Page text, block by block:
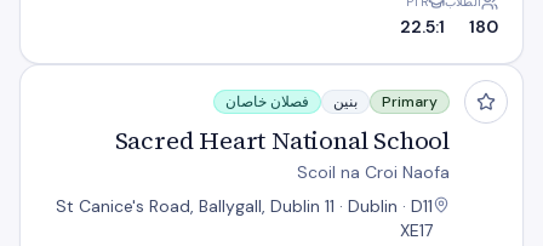
180
22.5:1
Sacred Heart National School
Primary بنين فصلان خاصان
Sacred Heart National School
Scoil na Croi Naofa
St Canice's Road, Ballygall, Dublin 11 · Dublin · D11
XE17